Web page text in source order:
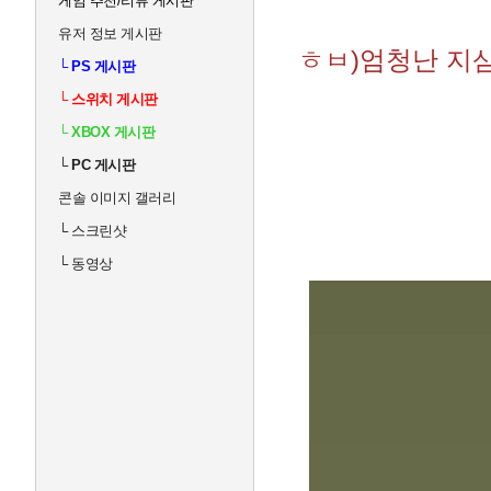
유저 정보 게시판
└PS 게시판
└스위치 게시판
└XBOX 게시판
└PC 게시판
콘솔 이미지 갤러리
└스크린샷
└동영상
ㅎㅂ)엄청난 지